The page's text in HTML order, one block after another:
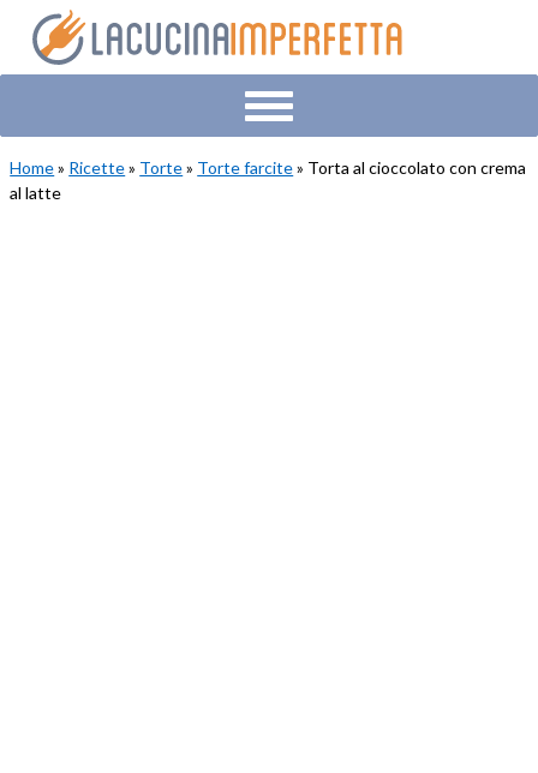
primary
main
primary
Home» Ricette» Torte» Torte farcite» Torta al cioccolato con crema
al latte